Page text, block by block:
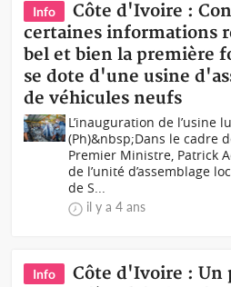
Info
Côte d'Ivoire :
certaines informations
bel et bien la première
se dote d'une usine
de véhicules neufs
L’inauguration de l’usine
(Ph)&nbsp;Dans le cadre
Premier Ministre, Patrick
de l’unité d’assemblage
de S...
il y a 4 ans
Info
Côte d'Ivoire : Un